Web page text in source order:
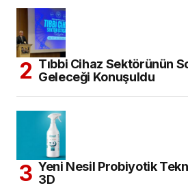
Tıbbi Cihaz Sektörünün
Geleceği Konuşuldu
Yeni Nesil Probiyotik
3D